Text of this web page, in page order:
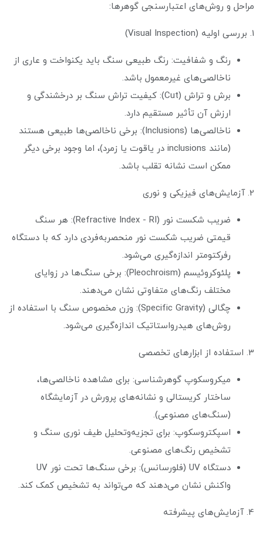
مراحل و روش‌های اعتبارسنجی گوهرها:
1. بررسی اولیه (Visual Inspection)
رنگ و شفافیت: رنگ طبیعی سنگ باید یکنواخت و عاری از
ناخالصی‌های غیرمعمول باشد.
برش و تراش (Cut): کیفیت تراش سنگ بر درخشندگی و
ارزش آن تأثیر مستقیم دارد.
ناخالصی‌ها (Inclusions): برخی ناخالصی‌ها طبیعی هستند
(مانند inclusions در یاقوت یا زمرد)، اما وجود برخی دیگر
ممکن است نشانه تقلب باشد.
2. آزمایش‌های فیزیکی و نوری
ضریب شکست نور (Refractive Index - RI): هر سنگ
قیمتی ضریب شکست نور منحصربه‌فردی دارد که با دستگاه
رفرکتومتر اندازه‌گیری می‌شود.
پلئوکروئیسم (Pleochroism): برخی سنگ‌ها در زوایای
مختلف رنگ‌های متفاوتی نشان می‌دهند.
چگالی (Specific Gravity): وزن مخصوص سنگ با استفاده از
روش‌های هیدرواستاتیک اندازه‌گیری می‌شود.
3. استفاده از ابزارهای تخصصی
میکروسکوپ گوهرشناسی: برای مشاهده ناخالصی‌ها،
ساختار کریستالی و نشانه‌های پرورش در آزمایشگاه
(سنگ‌های مصنوعی).
اسپکتروسکوپ: برای تجزیه‌وتحلیل طیف نوری سنگ و
تشخیص رنگ‌های مصنوعی.
دستگاه UV (فلورسانس): برخی سنگ‌ها تحت نور UV
واکنش نشان می‌دهند که می‌تواند به تشخیص کمک کند.
4. آزمایش‌های پیشرفته